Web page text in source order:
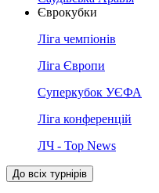
Єврокубки
Ліга чемпіонів
Ліга Європи
Суперкубок УЄФА
Ліга конференцій
ЛЧ - Top News
До всіх турнірів